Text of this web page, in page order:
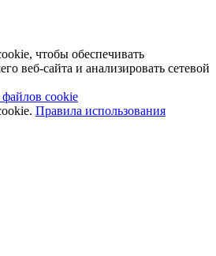
чтобы обеспечивать
веб-сайта и анализировать сетевой
cookie
Правила использования